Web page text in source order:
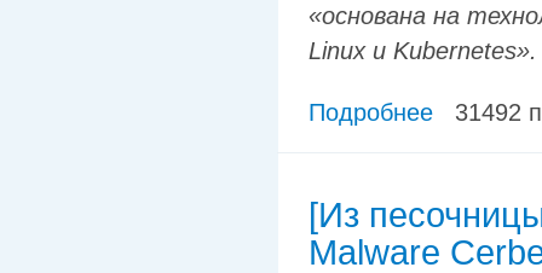
«основана на
Linux и Kubernetes».
Подробнее 31492
[Из
Malware